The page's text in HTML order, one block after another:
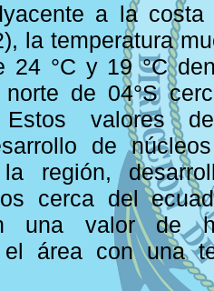
a la costa
la temperatura
24 °C y 19 °C
de 04°S
Estos valores
de
región,
cerca del
una valor de
el área con una